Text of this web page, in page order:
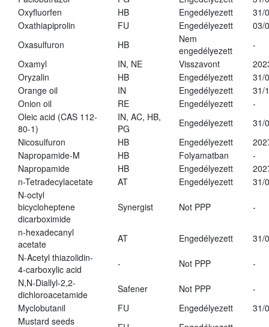
Oxyfluorfen
HB Engedélyezett
31/
Oxathiapiprolin
FU Engedélyezett
03/
Oxasulfuron
HB
Nem
engedélyezett
-
Oxamyl
IN, NE Visszavont
Oryzalin
HB Engedélyezett
31/
Orange oil
IN Engedélyezett
31/
Onion oil
RE Engedélyezett
-
Oleic acid (CAS 112-
80-1)
IN, AC, HB,
PG
Engedélyezett
31/
Nicosulfuron
HB Engedélyezett
Napropamide-M
HB Folyamatban
-
Napropamide
HB Engedélyezett
n-Tetradecylacetate
AT Engedélyezett
31/
N-octyl
bicycloheptene
dicarboximide
Synergist Not PPP -
n-hexadecanyl
acetate
AT Engedélyezett
31/
N-Acetyl thiazolidin-
4-carboxylic acid
- Not PPP
-
N,N-Diallyl-2,2-
dichloroacetamide
Safener Not PPP
-
Myclobutanil
FU Engedélyezett
31/
Mustard seeds